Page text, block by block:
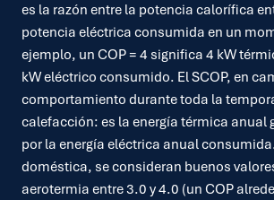
es la razón entre la potencia calorífica
potencia eléctrica consumida en un
ejemplo, un COP = 4 significa 4 kW
kW eléctrico consumido. El SCOP, en
comportamiento durante toda la
calefacción: es la energía térmica anual
por la energía eléctrica anual
doméstica, se consideran buenos
aerotermia entre 3.0 y 4.0 (un COP